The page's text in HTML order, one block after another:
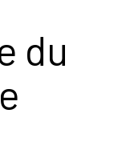
du